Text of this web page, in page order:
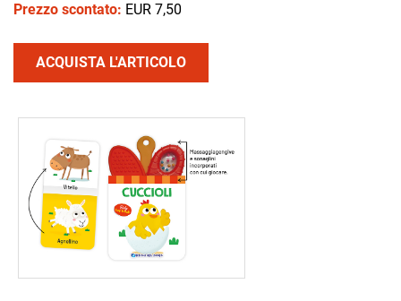
Prezzo scontato: EUR 7,50
ACQUISTA L'ARTICOLO